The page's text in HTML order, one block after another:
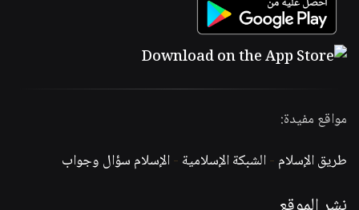
مواقع مفيدة:
طريق الإسلام -الشبكة الإسلامية -الإسلام سؤال وجواب